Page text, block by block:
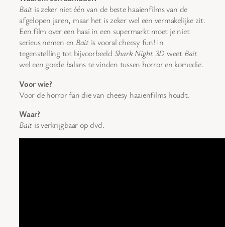
Bait is zeker niet één van de beste haaienfilms van de
afgelopen jaren, maar het is zeker wel een vermakelijke zit.
Een film over een haai in een supermarkt moet je niet
serieus nemen en Baitis vooral cheesy fun! In
tegenstelling tot bijvoorbeeld Shark Night 3D weet Bait
wel een goede balans te vinden tussen horror en komedie.
Voor wie?
Voor de horror fan die van cheesy haaienfilms houdt.
Waar?
Bait is verkrijgbaar op dvd.